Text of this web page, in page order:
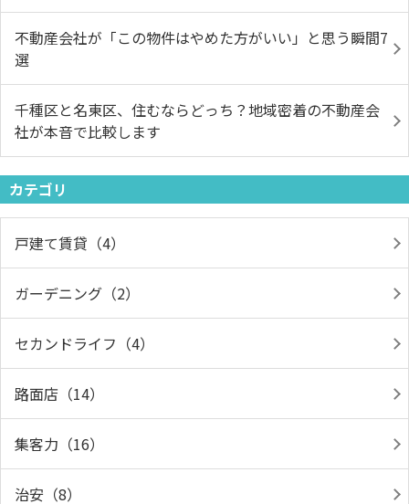
不動産会社が「この物件はやめた方がいい」と思う瞬間7
選
千種区と名東区、住むならどっち？地域密着の不動産会
社が本音で比較します
カテゴリ
戸建て賃貸（4）
ガーデニング（2）
セカンドライフ（4）
路面店（14）
集客力（16）
治安（8）